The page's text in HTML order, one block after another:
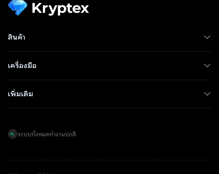
สินค้า
เครื่องมือ
เพิ่มเติม
ระบบทั้งหมดทำงานปกติ